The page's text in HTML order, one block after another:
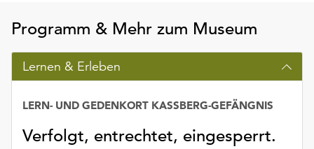
Programm & Mehr zum Museum
Lernen & Erleben
Verfolgt, entrechtet, eingesperrt.
LERN- UND GEDENKORT KASSBERG-GEFÄNGNIS